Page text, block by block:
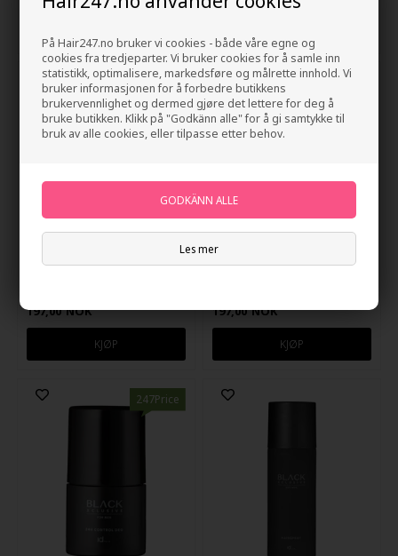
På Hair247.no bruker vi cookies - både våre egne og
cookies fra tredjeparter. Vi bruker cookies for å samle inn
statistikk, optimalisere, markedsføre og målrette innhold. Vi
bruker informasjonen for å forbedre butikkens
brukervennlighet og dermed gjøre det lettere for deg å
bruke butikken. Klikk på "Godkänn alle" for å gi samtykke til
bruk av alle cookies, eller tilpasse etter behov.
Les mer
247Price
Id Hair Black Xclusive
197,00 NOK
247Price
Id Hair Black Xclusive Face
197,00 NOK
247Price